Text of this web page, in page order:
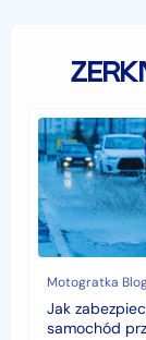
Jak
zabezpieczyć
samochód
przed
jesiennymi
chłodami
i
deszczem?
Motogratka
Jak
samochód